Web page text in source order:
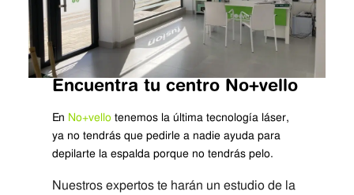
Encuentra tu centro No+vello
En No+vello tenemos la última tecnología láser,
ya no tendrás que pedirle a nadie ayuda para
depilarte la espalda porque no tendrás pelo.
Nuestros expertos te harán un estudio de la